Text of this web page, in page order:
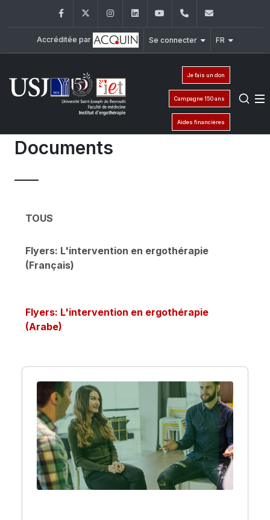
FacebookTwitter InstagramLinkedInYouTube01/421662
Accréditée par Se connecter FR
Je fais un don
Campagne 150 ans
Aides financières
Documents
TOUS
Flyers: L'intervention en ergothérapie
(Français)
Flyers: L'intervention en ergothérapie
(Arabe)